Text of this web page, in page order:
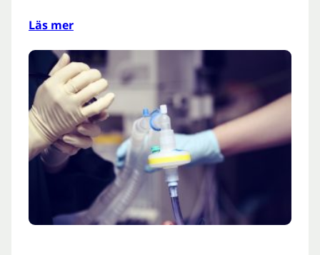
Läs mer